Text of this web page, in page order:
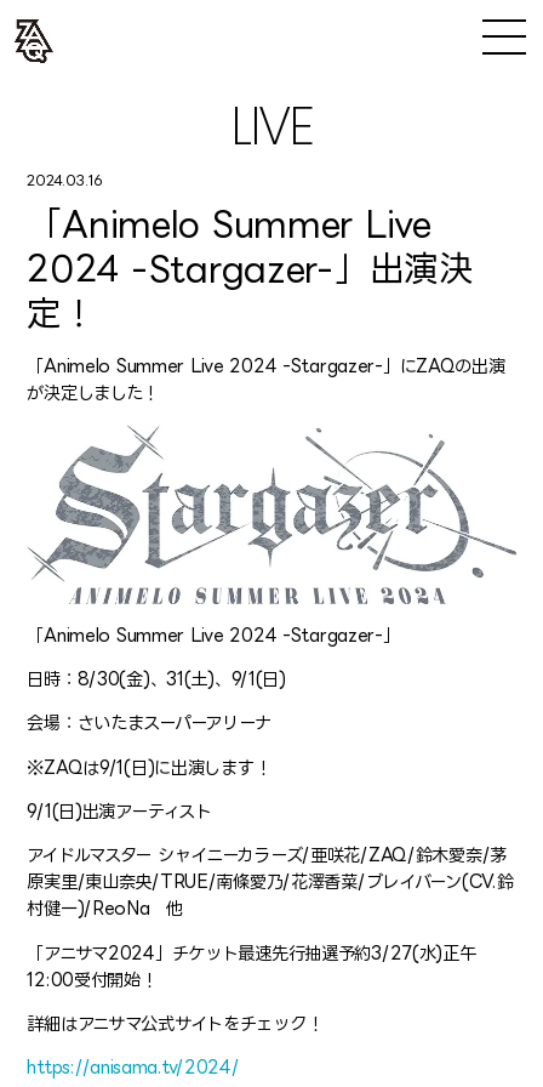
LIVE
2024.03.16
「Animelo Summer Live
2024 -Stargazer-」出演決
定！
「Animelo Summer Live 2024 -Stargazer-」にZAQの出演
が決定しました！
「Animelo Summer Live 2024 -Stargazer-」
日時：8/30(金)、31(土)、9/1(日)
会場：さいたまスーパーアリーナ
※ZAQは9/1(日)に出演します！
9/1(日)出演アーティスト
アイドルマスター シャイニーカラーズ/亜咲花/ZAQ/鈴木愛奈/茅
原実里/東山奈央/TRUE/南條愛乃/花澤香菜/ブレイバーン(CV.鈴
村健一)/ReoNa 他
「アニサマ2024」チケット最速先行抽選予約3/27(水)正午
12:00受付開始！
詳細はアニサマ公式サイトをチェック！
https://anisama.tv/2024/